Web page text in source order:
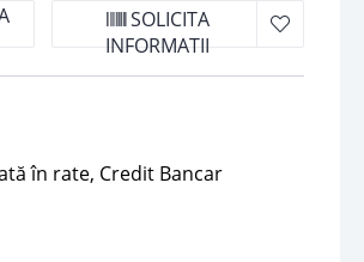
SOLICITA
INFORMATII
în rate, Credit Bancar